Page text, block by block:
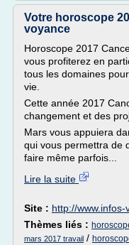
Votre horoscope
voyance
Horoscope 2017
vous profiterez en
tous les domaines
vie.
Cette année 2017
changement et des
Mars vous appuiera
qui vous permettra de
faire même parfois...
Lire la suite
Site : http://www.infos-
Thèmes liés :
mars 2017 travail /